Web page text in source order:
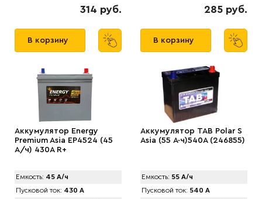
314 руб.
В корзину
285 руб.
В корзину
Аккумулятор Energy
Premium Asia EP4524 (45
А/ч) 430A R+
Емкость: 45 А/ч
Пусковой ток: 430 А
Аккумулятор TAB Polar S
Asia (55 А·ч)540А (246855)
Емкость: 55 А/ч
Пусковой ток: 540 А